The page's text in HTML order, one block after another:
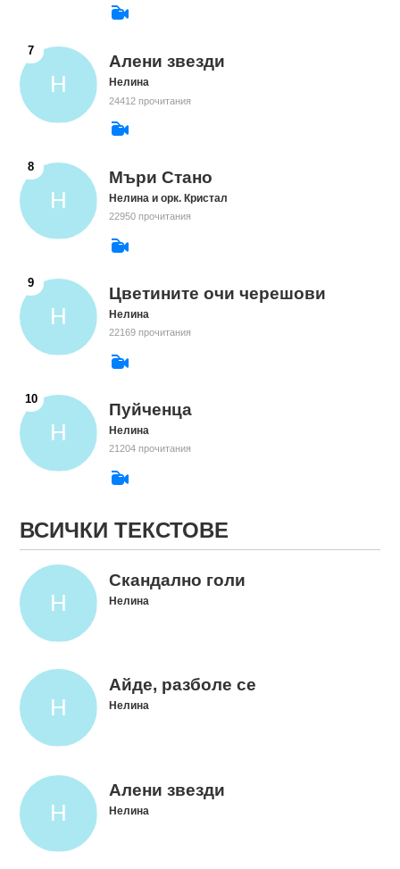
Алени звезди
Нелина
24412 прочитания
Мъри Стано
Нелина и орк. Кристал
22950 прочитания
Цветините очи черешови
Нелина
22169 прочитания
Пуйченца
Нелина
21204 прочитания
ВСИЧКИ ТЕКСТОВЕ
Скандално голи
Нелина
Айде, разболе се
Нелина
Алени звезди
Нелина